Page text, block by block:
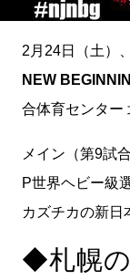
2月24日（土）
NEW
合体育センター
メイン（第9試
P世界ヘビー級
カズチカの新日
◆札幌